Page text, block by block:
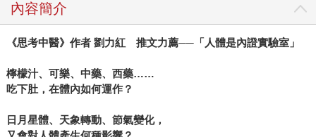
內容簡介
《思考中醫》作者 劉力紅 推文力薦──「人體是內證實驗室」
檸檬汁、可樂、中藥、西藥……
吃下肚，在體內如何運作？
日月星體、天象轉動、節氣變化，